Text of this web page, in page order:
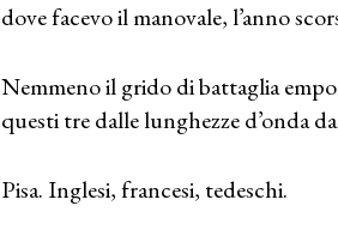
dove facevo il manovale, l’anno
Nemmeno il grido di battaglia
questi tre dalle lunghezze d’onda
Pisa. Inglesi, francesi, tedeschi.